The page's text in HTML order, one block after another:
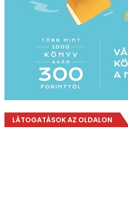
LÁTOGATÁSOK AZ OLDALON